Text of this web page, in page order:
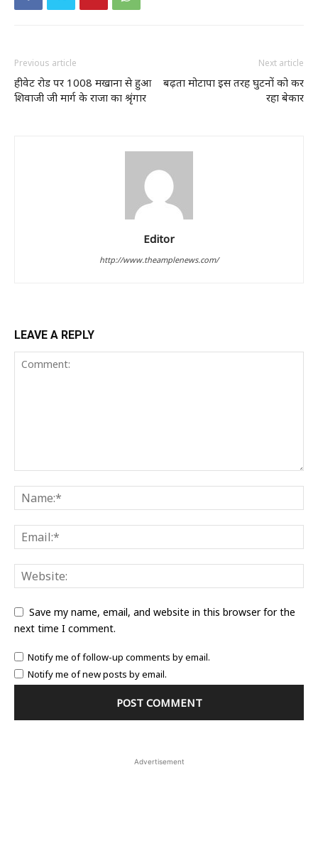
Previous article
हीवेट रोड पर 1008 मखाना से हुआ
शिवाजी जी मार्ग के राजा का श्रृंगार
Next article
बढ़ता मोटापा इस तरह घुटनों को कर
रहा बेकार
Editor
http://www.theamplenews.com/
LEAVE A REPLY
Save my name, email, and website in this browser for the
next time I comment.
Notify me of follow-up comments by email.
Notify me of new posts by email.
Advertisement